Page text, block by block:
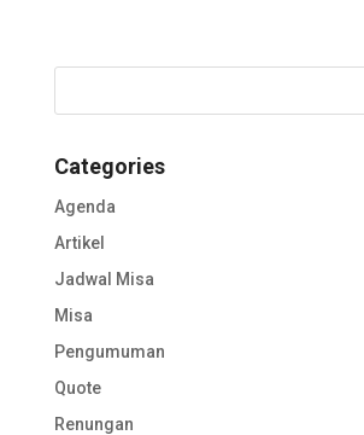
Categories
Agenda
Artikel
Jadwal Misa
Misa
Pengumuman
Quote
Renungan